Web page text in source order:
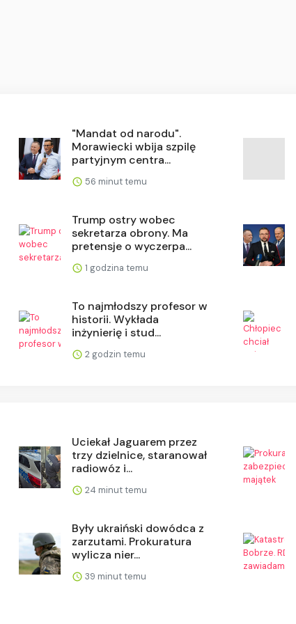
"Mandat od narodu".
Morawiecki wbija szpilę
partyjnym centra...
56 minut temu
Trump ostry wobec
sekretarza obrony. Ma
pretensje o wyczerpa...
1 godzina temu
To najmłodszy profesor w
historii. Wykłada
inżynierię i stud...
2 godzin temu
Uciekał Jaguarem przez
trzy dzielnice, staranował
radiowóz i...
24 minut temu
Były ukraiński dowódca z
zarzutami. Prokuratura
wylicza nier...
39 minut temu